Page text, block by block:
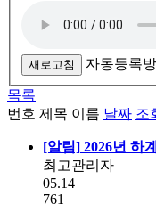
새로고침 자동등록
목록
번호 제목 이름 날짜 조
[알림] 2026년 하
최고관리자
05.14
761